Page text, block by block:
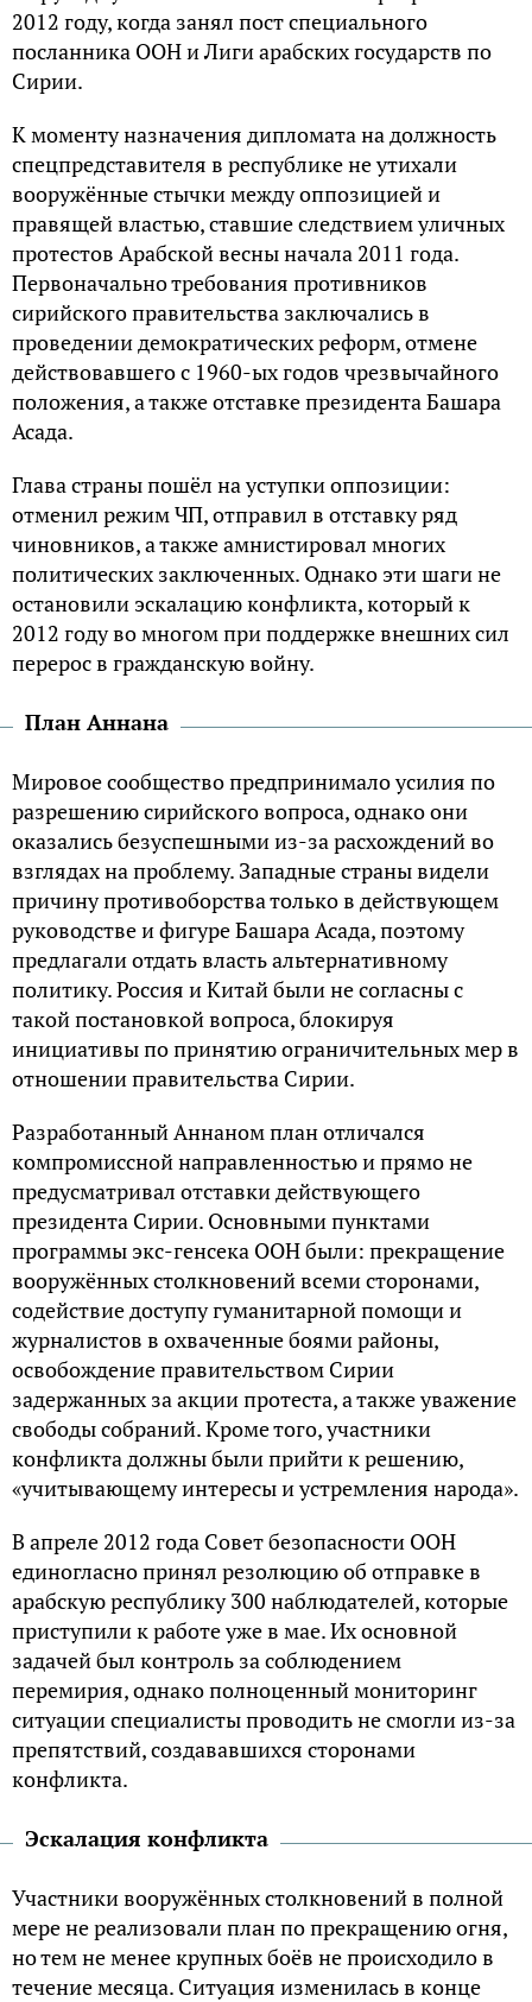
2012 году, когда занял пост специального
посланника ООН и Лиги арабских государств по
Сирии.
К моменту назначения дипломата на должность
спецпредставителя в республике не утихали
вооружённые стычки между оппозицией и
правящей властью, ставшие следствием уличных
протестов Арабской весны начала 2011 года.
Первоначально требования противников
сирийского правительства заключались в
проведении демократических реформ, отмене
действовавшего с 1960-ых годов чрезвычайного
положения, а также отставке президента Башара
Асада.
Глава страны пошёл на уступки оппозиции:
отменил режим ЧП, отправил в отставку ряд
чиновников, а также амнистировал многих
политических заключенных. Однако эти шаги не
остановили эскалацию конфликта, который к
2012 году во многом при поддержке внешних сил
перерос в гражданскую войну.
План Аннана
Мировое сообщество предпринимало усилия по
разрешению сирийского вопроса, однако они
оказались безуспешными из-за расхождений во
взглядах на проблему. Западные страны видели
причину противоборства только в действующем
руководстве и фигуре Башара Асада, поэтому
предлагали отдать власть альтернативному
политику. Россия и Китай были не согласны с
такой постановкой вопроса, блокируя
инициативы по принятию ограничительных мер в
отношении правительства Сирии.
Разработанный Аннаном план отличался
компромиссной направленностью и прямо не
предусматривал отставки действующего
президента Сирии. Основными пунктами
программы экс-генсека ООН были: прекращение
вооружённых столкновений всеми сторонами,
содействие доступу гуманитарной помощи и
журналистов в охваченные боями районы,
освобождение правительством Сирии
задержанных за акции протеста, а также уважение
свободы собраний. Кроме того, участники
конфликта должны были прийти к решению,
«учитывающему интересы и устремления народа».
В апреле 2012 года Совет безопасности ООН
единогласно принял резолюцию об отправке в
арабскую республику 300 наблюдателей, которые
приступили к работе уже в мае. Их основной
задачей был контроль за соблюдением
перемирия, однако полноценный мониторинг
ситуации специалисты проводить не смогли из-за
препятствий, создававшихся сторонами
конфликта.
Эскалация конфликта
Участники вооружённых столкновений в полной
мере не реализовали план по прекращению огня,
но тем не менее крупных боёв не происходило в
течение месяца. Ситуация изменилась в конце